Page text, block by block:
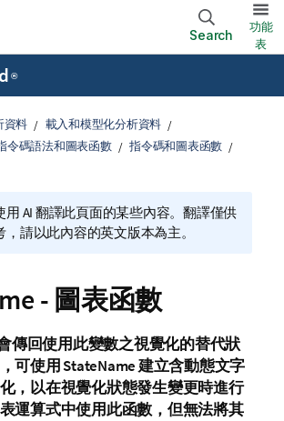
Search
功能
表
®
資料
載入和模型化分析資料
令碼語法和圖表函數
指令碼和圖表函數
用 AI 翻譯此頁面的某些內容。翻譯僅供
，請以此內容的英文版本為主。
- 圖表函數
傳回使用此變數之視覺化的替代狀
可使用 StateName建立含動態文字
，以在視覺化狀態發生變更時進行
運算式中使用此函數，但無法將其